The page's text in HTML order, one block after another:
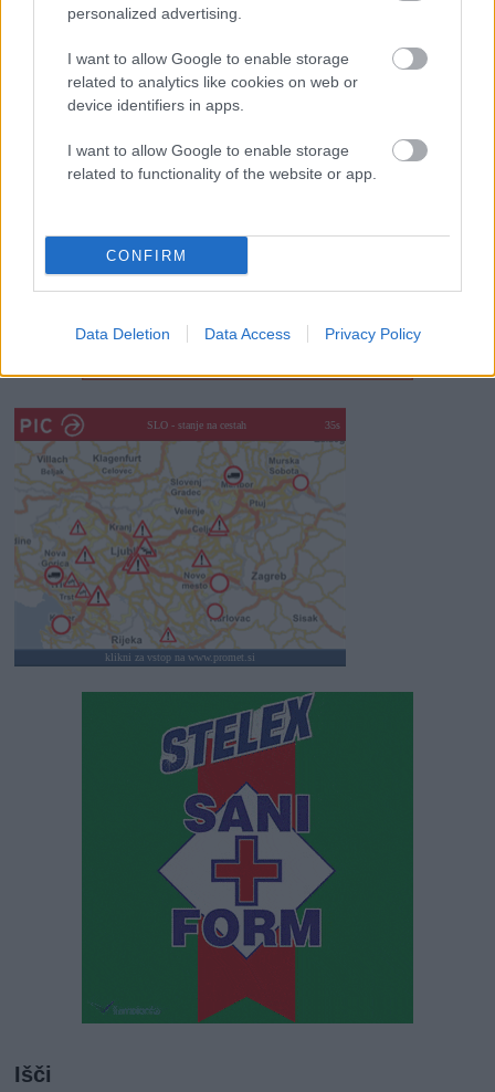
personalized advertising.
I want to allow Google to enable storage
related to analytics like cookies on web or
device identifiers in apps.
I want to allow Google to enable storage
related to functionality of the website or app.
CONFIRM
Data Deletion Data Access Privacy Policy
avtomehanikov!
Celično dihanje – ustvarjanje energije za regeneracijo
Najboljši vrtni stroji Castelgarden za urejanje trate
Revolucija na vrtu: robotske kosilnice brez kabla in stroji, ki
delajo namesto vas
SLO - stanje na cestah 30s
klikni za vstop na www.promet.si
Išči